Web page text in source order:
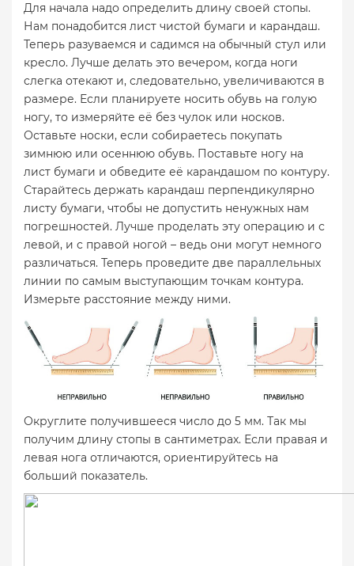
Для начала надо определить длину своей стопы.
Нам понадобится лист чистой бумаги и карандаш.
Теперь разуваемся и садимся на обычный стул или
кресло. Лучше делать это вечером, когда ноги
слегка отекают и, следовательно, увеличиваются в
размере. Если планируете носить обувь на голую
ногу, то измеряйте её без чулок или носков.
Оставьте носки, если собираетесь покупать
зимнюю или осеннюю обувь. Поставьте ногу на
лист бумаги и обведите её карандашом по контуру.
Старайтесь держать карандаш перпендикулярно
листу бумаги, чтобы не допустить ненужных нам
погрешностей. Лучше проделать эту операцию и с
левой, и с правой ногой – ведь они могут немного
различаться. Теперь проведите две параллельных
линии по самым выступающим точкам контура.
Измерьте расстояние между ними.
Округлите получившееся число до 5 мм. Так мы
получим длину стопы в сантиметрах. Если правая и
левая нога отличаются, ориентируйтесь на
больший показатель.